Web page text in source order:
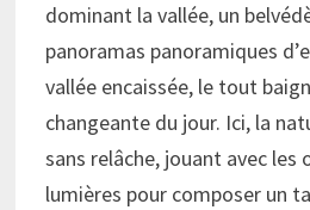
dominant la vallée, un
panoramas panoramiques
vallée encaissée, le tout
changeante du jour. Ici, la
sans relâche, jouant avec les
lumières pour composer un